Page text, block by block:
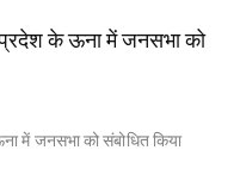
प्रदेश के ऊना में जनसभा को
में जनसभा को संबोधित किया